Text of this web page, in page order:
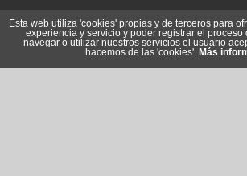
Esta web utiliza 'cookies' propias y de terceros para
experiencia y servicio y poder registrar el proceso
navegar o utilizar nuestros servicios el usuario
hacemos de las 'cookies'. Más